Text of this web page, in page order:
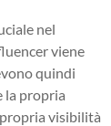
nel
viene
quindi
la propria
visibilità